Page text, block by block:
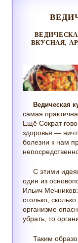
ВКУСНАЯ,
Ведическая
самая
Ещё Сократ
здоровья —
болезни к нам
С этими
один из
Ильич
столько,
организме
убрать, то
Таким